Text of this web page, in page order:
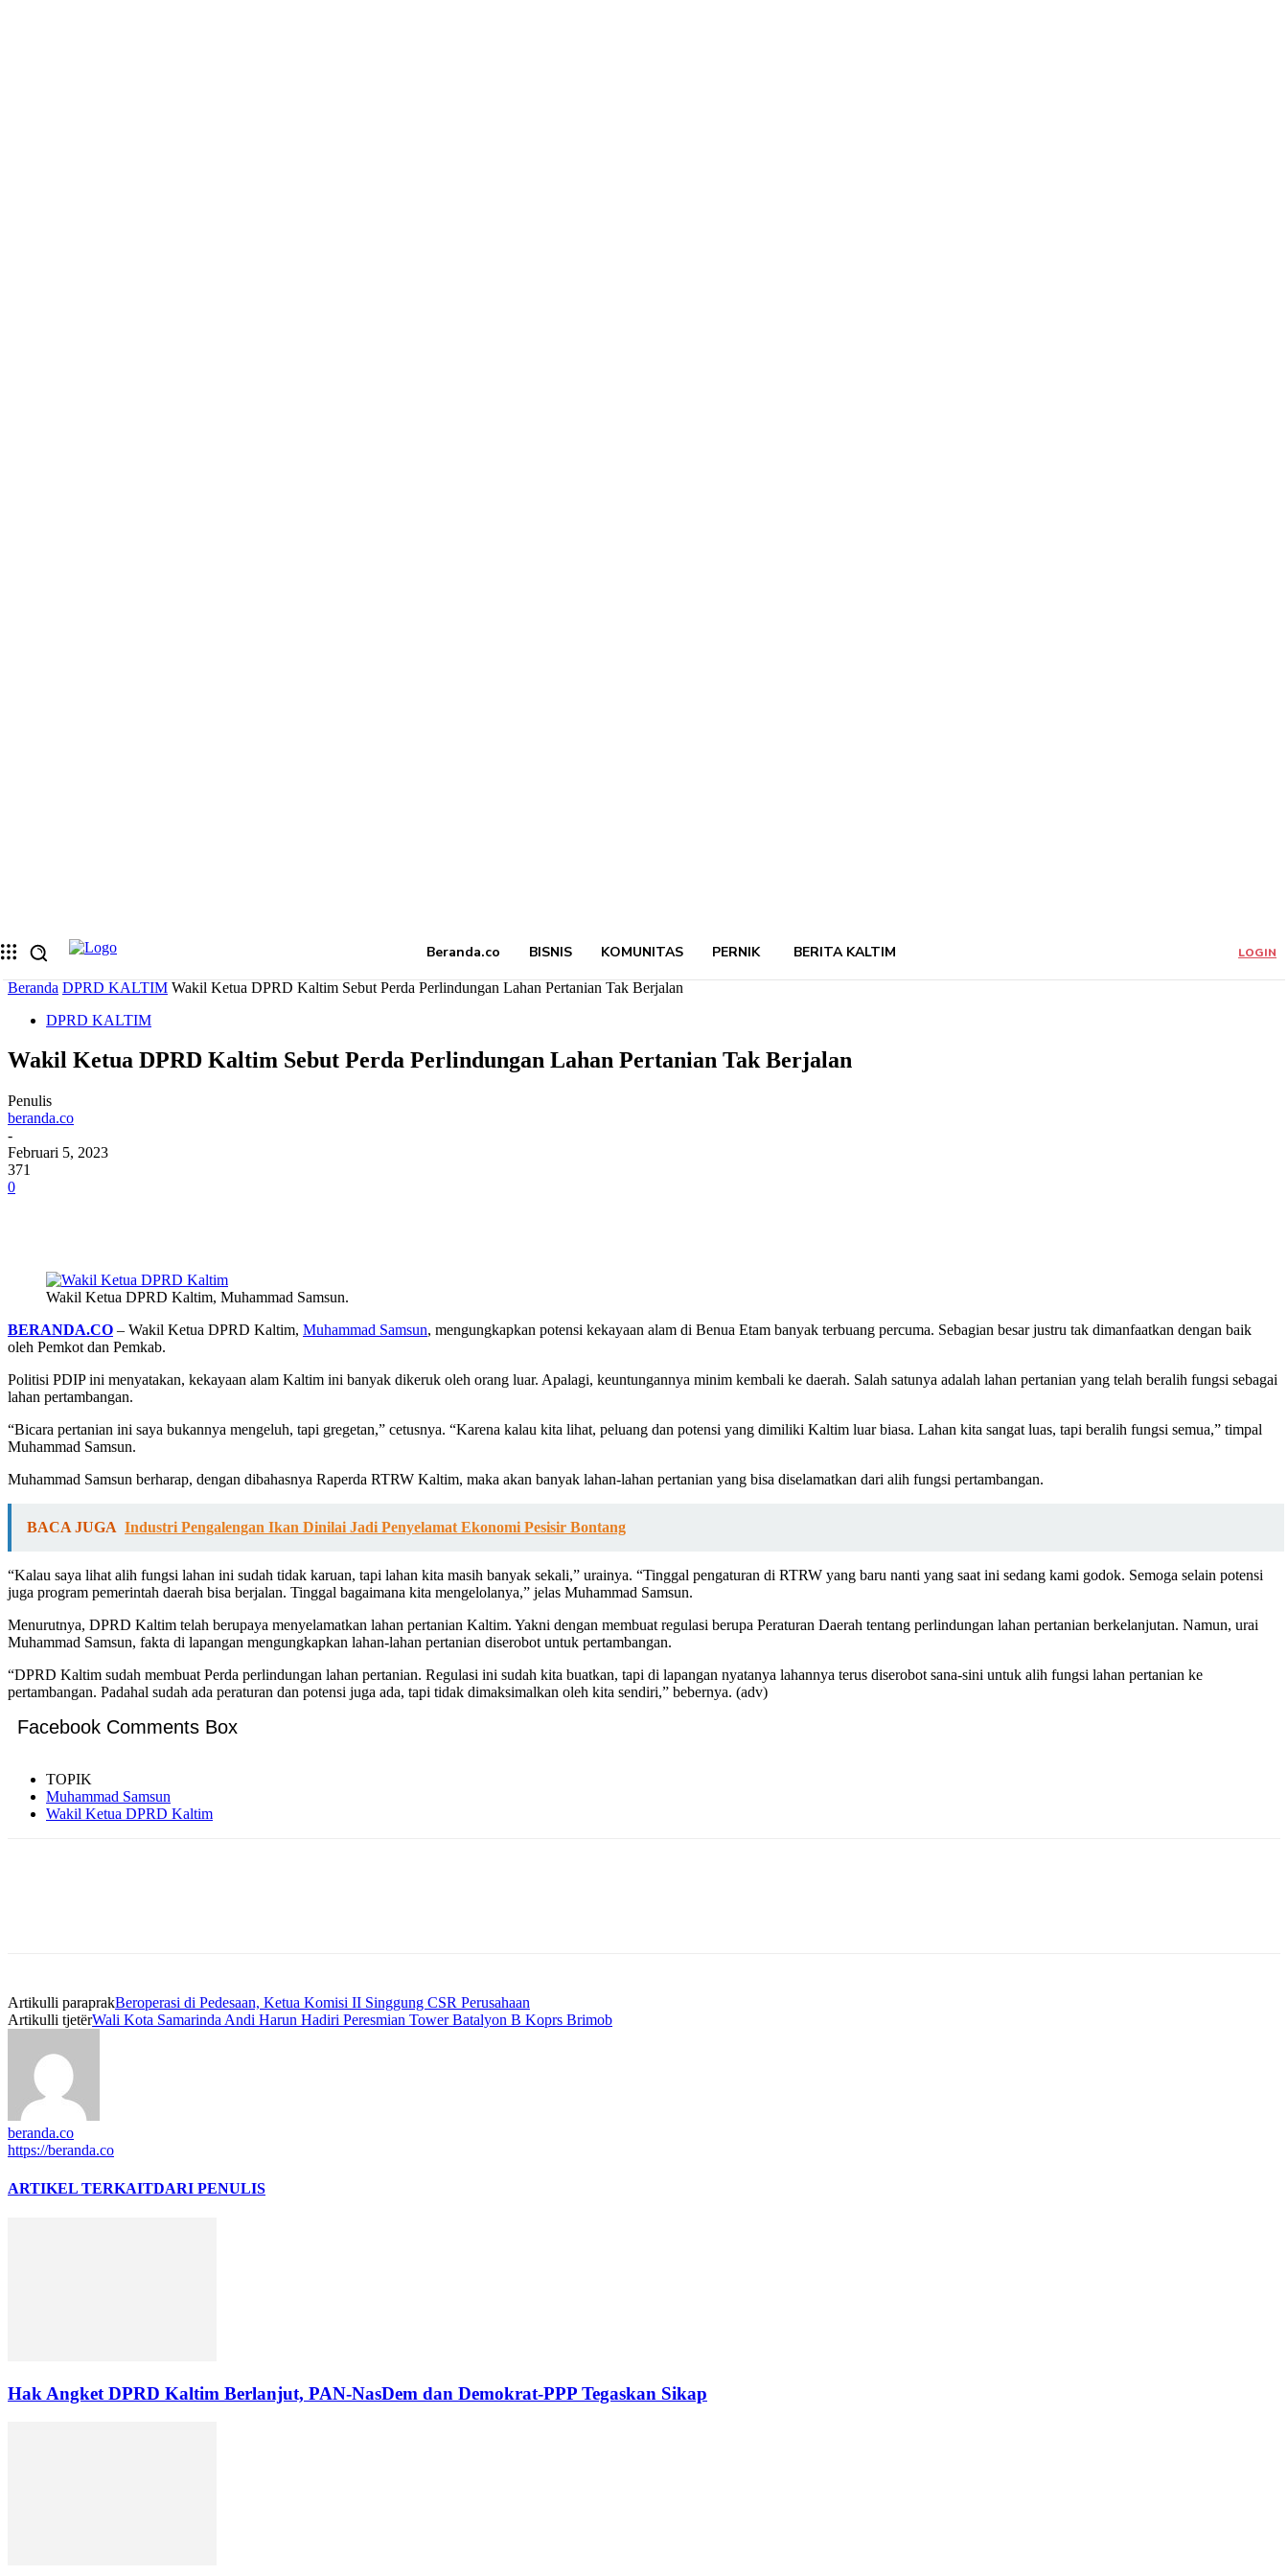
Beranda.co BISNIS KOMUNITAS PERNIK BERITA KALTIM LOGIN
Beranda DPRD KALTIM Wakil Ketua DPRD Kaltim Sebut Perda Perlindungan Lahan Pertanian Tak Berjalan
DPRD KALTIM
Wakil Ketua DPRD Kaltim Sebut Perda Perlindungan Lahan Pertanian Tak Berjalan
Penulis
beranda.co
-
Februari 5, 2023
371
0
Wakil Ketua DPRD Kaltim, Muhammad Samsun.
BERANDA.CO – Wakil Ketua DPRD Kaltim, Muhammad Samsun, mengungkapkan potensi kekayaan alam di Benua Etam banyak terbuang percuma. Sebagian besar justru tak dimanfaatkan dengan baik
oleh Pemkot dan Pemkab.
Politisi PDIP ini menyatakan, kekayaan alam Kaltim ini banyak dikeruk oleh orang luar. Apalagi, keuntungannya minim kembali ke daerah. Salah satunya adalah lahan pertanian yang telah beralih fungsi sebagai
lahan pertambangan.
“Bicara pertanian ini saya bukannya mengeluh, tapi gregetan,” cetusnya. “Karena kalau kita lihat, peluang dan potensi yang dimiliki Kaltim luar biasa. Lahan kita sangat luas, tapi beralih fungsi semua,” timpal
Muhammad Samsun.
Muhammad Samsun berharap, dengan dibahasnya Raperda RTRW Kaltim, maka akan banyak lahan-lahan pertanian yang bisa diselamatkan dari alih fungsi pertambangan.
BACA JUGA Industri Pengalengan Ikan Dinilai Jadi Penyelamat Ekonomi Pesisir Bontang
“Kalau saya lihat alih fungsi lahan ini sudah tidak karuan, tapi lahan kita masih banyak sekali,” urainya. “Tinggal pengaturan di RTRW yang baru nanti yang saat ini sedang kami godok. Semoga selain potensi
juga program pemerintah daerah bisa berjalan. Tinggal bagaimana kita mengelolanya,” jelas Muhammad Samsun.
Menurutnya, DPRD Kaltim telah berupaya menyelamatkan lahan pertanian Kaltim. Yakni dengan membuat regulasi berupa Peraturan Daerah tentang perlindungan lahan pertanian berkelanjutan. Namun, urai
Muhammad Samsun, fakta di lapangan mengungkapkan lahan-lahan pertanian diserobot untuk pertambangan.
“DPRD Kaltim sudah membuat Perda perlindungan lahan pertanian. Regulasi ini sudah kita buatkan, tapi di lapangan nyatanya lahannya terus diserobot sana-sini untuk alih fungsi lahan pertanian ke
pertambangan. Padahal sudah ada peraturan dan potensi juga ada, tapi tidak dimaksimalkan oleh kita sendiri,” bebernya. (adv)
Facebook Comments Box
TOPIK
Muhammad Samsun
Wakil Ketua DPRD Kaltim
Artikulli paraprakBeroperasi di Pedesaan, Ketua Komisi II Singgung CSR Perusahaan
Artikulli tjetërWali Kota Samarinda Andi Harun Hadiri Peresmian Tower Batalyon B Koprs Brimob
beranda.co
https://beranda.co
ARTIKEL TERKAITDARI PENULIS
Hak Angket DPRD Kaltim Berlanjut, PAN-NasDem dan Demokrat-PPP Tegaskan Sikap